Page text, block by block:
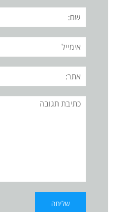
שם:
אימייל
אתר:
תגובה